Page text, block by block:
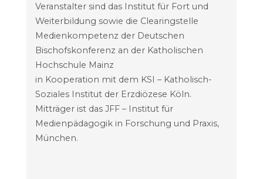
Veranstalter sind das Institut für Fort und
Weiterbildung sowie die Clearingstelle
Medienkompetenz der Deutschen
Bischofskonferenz an der Katholischen
Hochschule Mainz
in Kooperation mit dem KSI – Katholisch-
Soziales Institut der Erzdiözese Köln.
Mitträger ist das JFF – Institut für
Medienpädagogik in Forschung und Praxis,
München.